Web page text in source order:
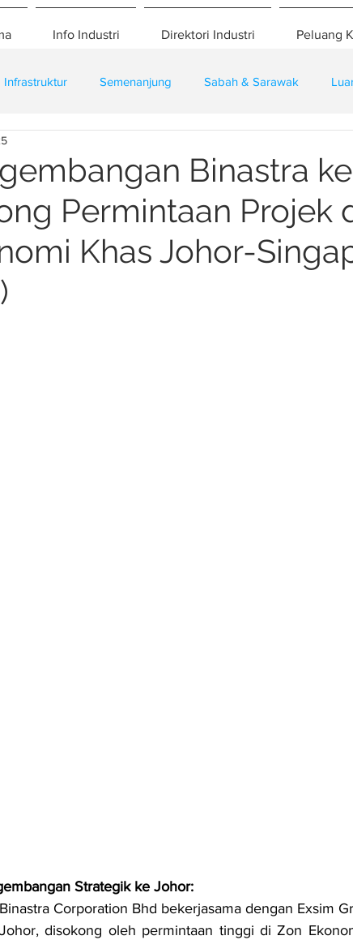
Info Industri Direktori Industri Peluang
Infrastruktur Semenanjung Sabah & Sarawak
Binastra
Permintaan Projek
Khas Johor-
Strategik ke Johor:
Binastra Corporation Bhd bekerjasama dengan Exsim
Johor, disokong oleh permintaan tinggi di Zon